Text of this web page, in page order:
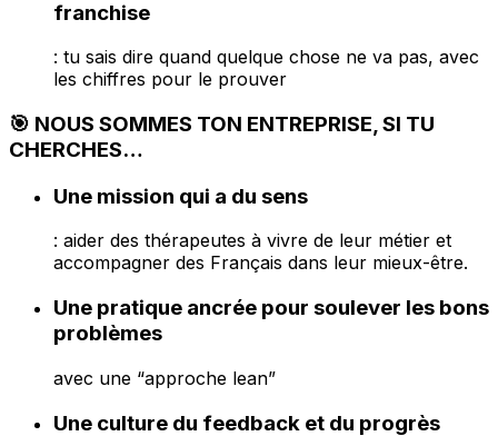
franchise
: tu sais dire quand quelque chose ne va pas, avec
les chiffres pour le prouver
🎯 NOUS SOMMES TON ENTREPRISE, SI TU
CHERCHES…
Une mission qui a du sens
: aider des thérapeutes à vivre de leur métier et
accompagner des Français dans leur mieux-être.
Une pratique ancrée pour soulever les bons
problèmes
avec une “approche lean”
Une culture du feedback et du progrès